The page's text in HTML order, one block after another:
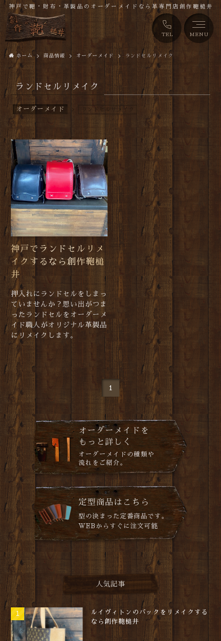
TEL MENU
神戸で鞄・財布・革製品のオーダーメイドなら革専門店創作鞄槌井
ホーム 商品情報 オーダーメイド ランドセルリメイク
ランドセルリメイク
オーダーメイド ランドセルリメイク
神戸でランドセルリメ
イクするなら創作鞄槌
井
押入れにランドセルをしまっ
ていませんか？思い出がつま
ったランドセルをオーダーメ
イド職人がオリジナル革製品
にリメイクします。
1
オーダーメイドを
もっと詳しく
オーダーメイドの種類や
流れをご紹介。
定型商品はこちら
型の決まった定番商品です。
WEBからすぐに注文可能
人気記事
ルイヴィトンのバックをリメイクする
なら創作鞄槌井